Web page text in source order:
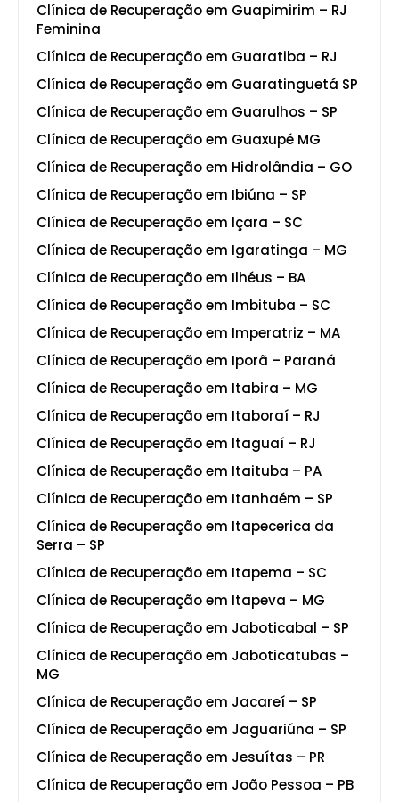
Clínica de Recuperação em Guapimirim – RJ
Feminina
Clínica de Recuperação em Guaratiba – RJ
Clínica de Recuperação em Guaratinguetá SP
Clínica de Recuperação em Guarulhos – SP
Clínica de Recuperação em Guaxupé MG
Clínica de Recuperação em Hidrolândia – GO
Clínica de Recuperação em Ibiúna – SP
Clínica de Recuperação em Içara – SC
Clínica de Recuperação em Igaratinga – MG
Clínica de Recuperação em Ilhéus – BA
Clínica de Recuperação em Imbituba – SC
Clínica de Recuperação em Imperatriz – MA
Clínica de Recuperação em Iporã – Paraná
Clínica de Recuperação em Itabira – MG
Clínica de Recuperação em Itaboraí – RJ
Clínica de Recuperação em Itaguaí – RJ
Clínica de Recuperação em Itaituba – PA
Clínica de Recuperação em Itanhaém – SP
Clínica de Recuperação em Itapecerica da
Serra – SP
Clínica de Recuperação em Itapema – SC
Clínica de Recuperação em Itapeva – MG
Clínica de Recuperação em Jaboticabal – SP
Clínica de Recuperação em Jaboticatubas –
MG
Clínica de Recuperação em Jacareí – SP
Clínica de Recuperação em Jaguariúna – SP
Clínica de Recuperação em Jesuítas – PR
Clínica de Recuperação em João Pessoa – PB